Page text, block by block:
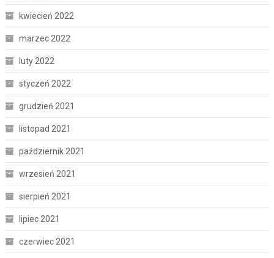
kwiecień 2022
marzec 2022
luty 2022
styczeń 2022
grudzień 2021
listopad 2021
październik 2021
wrzesień 2021
sierpień 2021
lipiec 2021
czerwiec 2021